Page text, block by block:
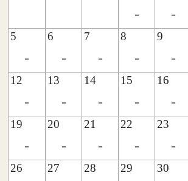
- -
5
-
6
-
7
-
8
-
9
-
12
-
13
-
14
-
15
-
16
-
19
-
20
-
21
-
22
-
23
-
26 27 28 29 30